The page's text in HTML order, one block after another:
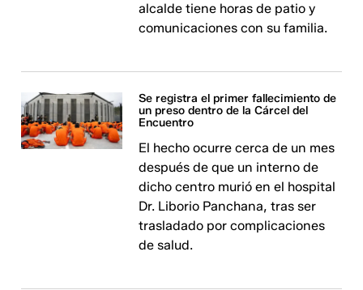
alcalde tiene horas de patio y
comunicaciones con su familia.
Se registra el primer fallecimiento de
un preso dentro de la Cárcel del
Encuentro
El hecho ocurre cerca de un mes
después de que un interno de
dicho centro murió en el hospital
Dr. Liborio Panchana, tras ser
trasladado por complicaciones
de salud.